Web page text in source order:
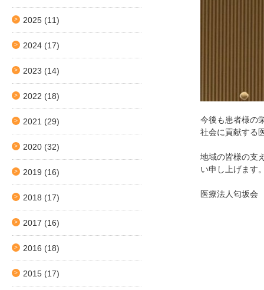
2025 (11)
2024 (17)
2023 (14)
2022 (18)
2021 (29)
2020 (32)
2019 (16)
2018 (17)
2017 (16)
2016 (18)
2015 (17)
今後も患者様の
社会に貢献する
地域の皆様の支
い申し上げます
医療法人匂坂